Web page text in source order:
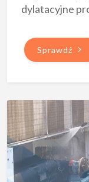
dylatacyjne
Sprawdź